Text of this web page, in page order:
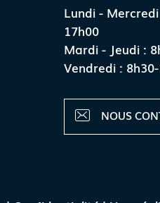
Lundi -
17h00
Mardi - Jeudi :
Vendredi :
NOUS